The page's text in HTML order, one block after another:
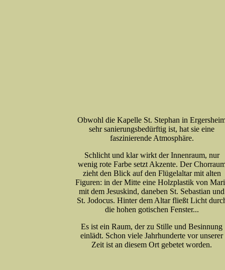
Obwohl die Kapelle St. Stephan in
sehr sanierungsbedürftig ist, hat sie eine
faszinierende Atmosphäre.
Schlicht und klar wirkt der Innenraum, nur
wenig rote Farbe setzt Akzente. Der
zieht den Blick auf den Flügelaltar mit alten
Figuren: in der Mitte eine Holzplastik von
mit dem Jesuskind, daneben St. Sebastian und
St. Jodocus. Hinter dem Altar fließt Licht
die hohen gotischen Fenster...
Es ist ein Raum, der zu Stille und Besinnung
einlädt. Schon viele Jahrhunderte vor unserer
Zeit ist an diesem Ort gebetet worden.